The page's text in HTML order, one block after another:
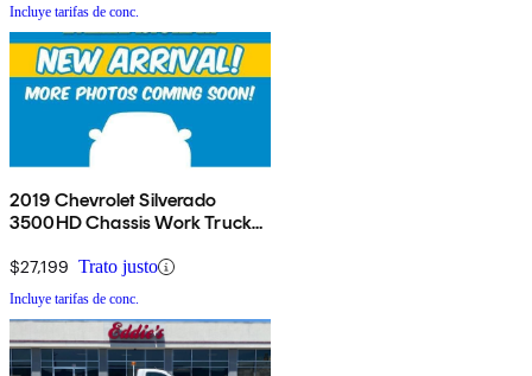
Incluye tarifas de conc.
2019 Chevrolet Silverado
3500HD Chassis Work Truck
$27,199 Trato justo
Incluye tarifas de conc.